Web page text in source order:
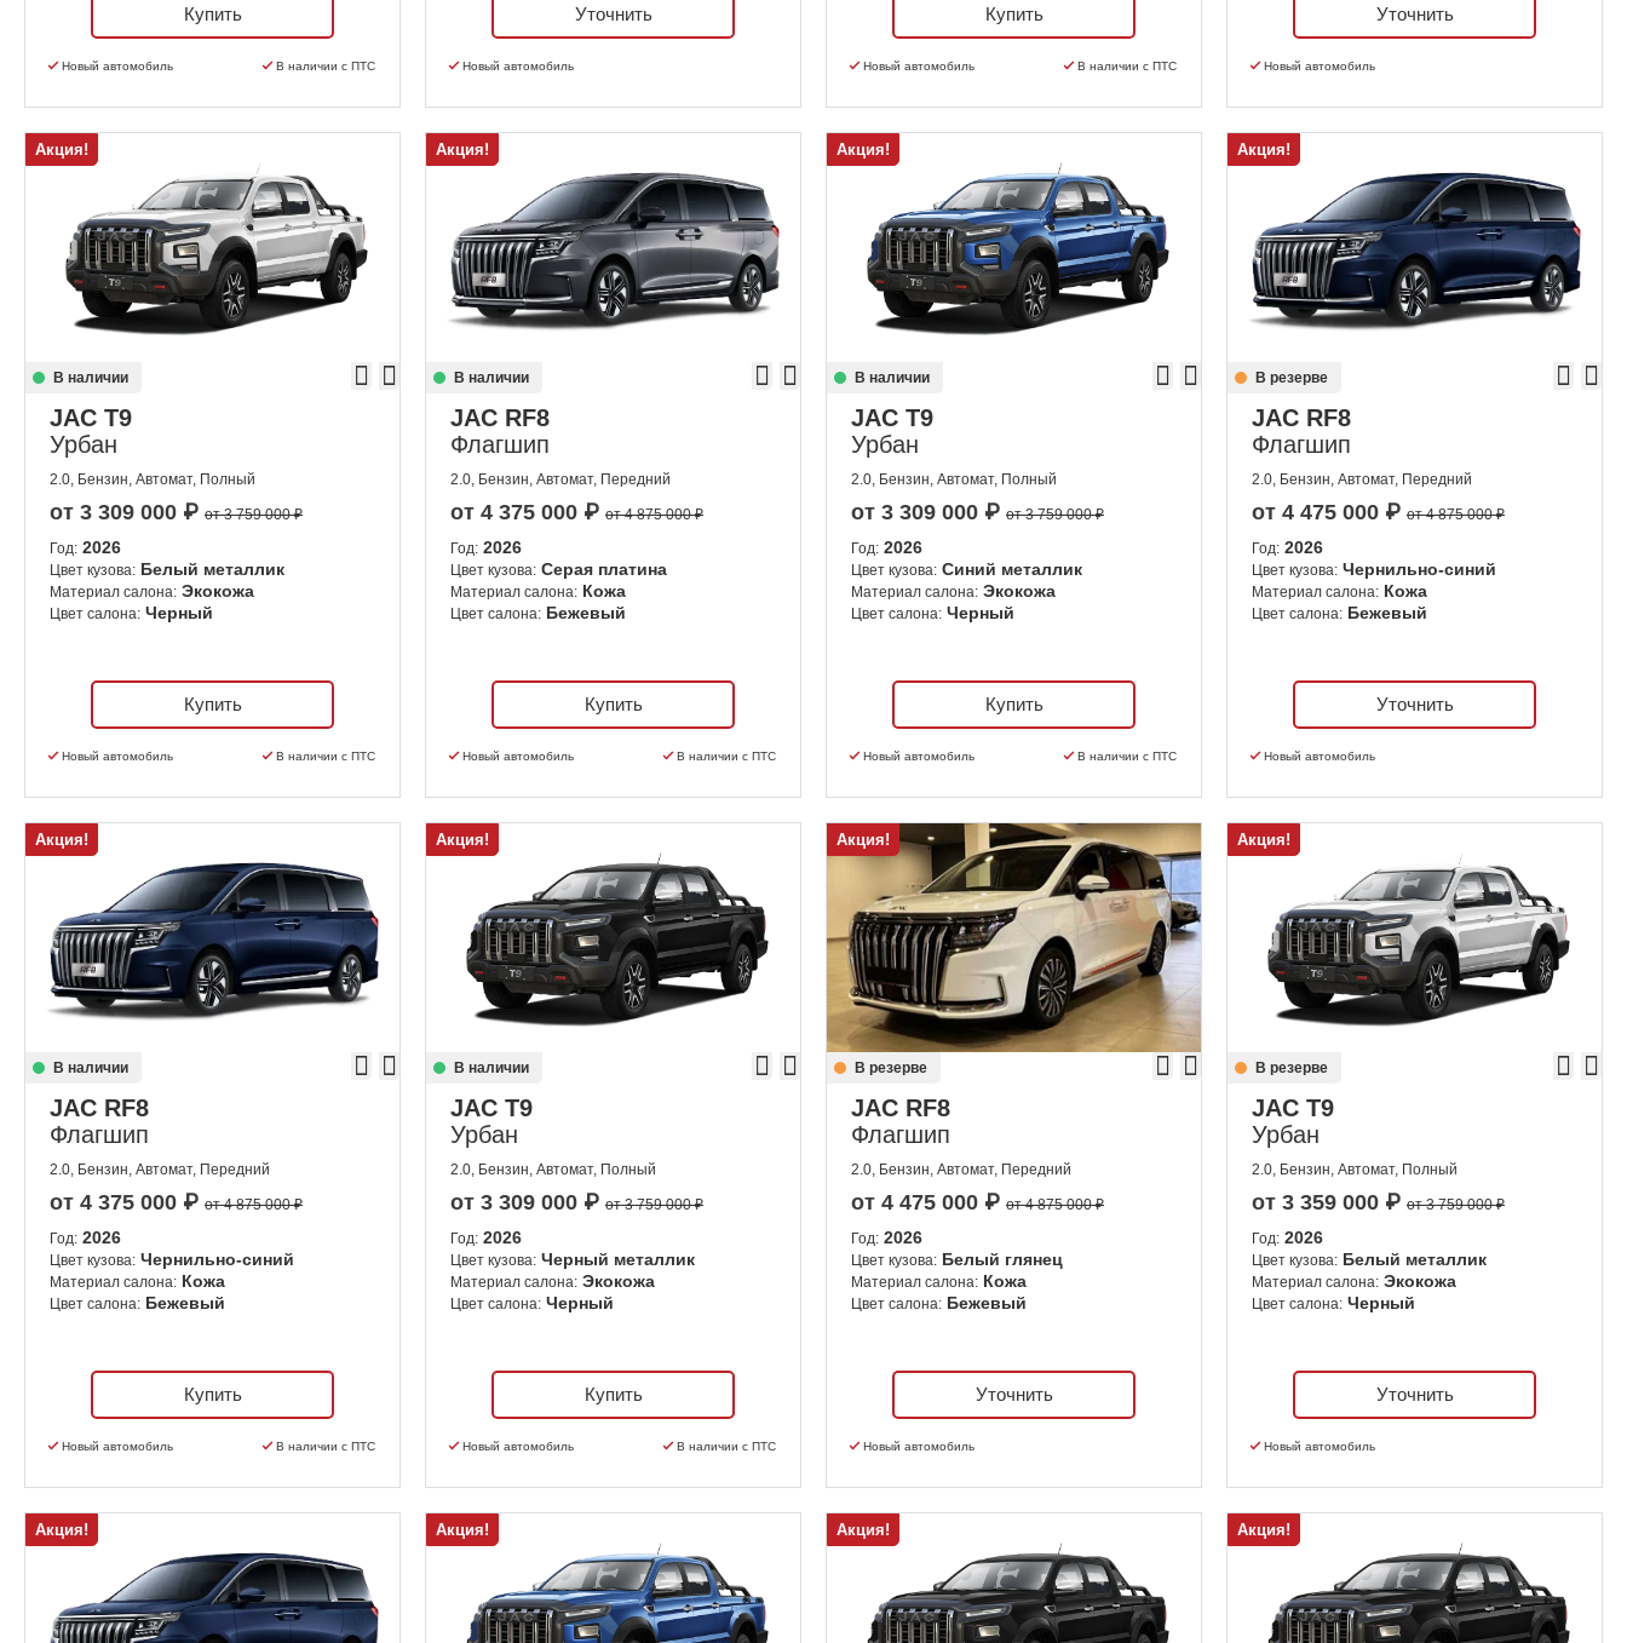
Купить
Новый автомобиль В наличии с ПТС
Уточнить
Новый автомобиль
Купить
Новый автомобиль В наличии с ПТС
Уточнить
Новый автомобиль
Акция!
В наличии
JAC T9
Урбан
2.0, Бензин, Автомат, Полный
от 3 309 000 ₽ от 3 759 000 ₽
Год: 2026
Цвет кузова: Белый металлик
Материал салона: Экокожа
Цвет салона: Черный
Купить
Новый автомобиль В наличии с ПТС
Акция!
В наличии
JAC RF8
Флагшип
2.0, Бензин, Автомат, Передний
от 4 375 000 ₽ от 4 875 000 ₽
Год: 2026
Цвет кузова: Серая платина
Материал салона: Кожа
Цвет салона: Бежевый
Купить
Новый автомобиль В наличии с ПТС
Акция!
В наличии
JAC T9
Урбан
2.0, Бензин, Автомат, Полный
от 3 309 000 ₽ от 3 759 000 ₽
Год: 2026
Цвет кузова: Синий металлик
Материал салона: Экокожа
Цвет салона: Черный
Купить
Новый автомобиль В наличии с ПТС
Акция!
В резерве
JAC RF8
Флагшип
2.0, Бензин, Автомат, Передний
от 4 475 000 ₽ от 4 875 000 ₽
Год: 2026
Цвет кузова: Чернильно-синий
Материал салона: Кожа
Цвет салона: Бежевый
Уточнить
Новый автомобиль
Акция!
В наличии
JAC RF8
Флагшип
2.0, Бензин, Автомат, Передний
от 4 375 000 ₽ от 4 875 000 ₽
Год: 2026
Цвет кузова: Чернильно-синий
Материал салона: Кожа
Цвет салона: Бежевый
Купить
Новый автомобиль В наличии с ПТС
Акция!
В наличии
JAC T9
Урбан
2.0, Бензин, Автомат, Полный
от 3 309 000 ₽ от 3 759 000 ₽
Год: 2026
Цвет кузова: Черный металлик
Материал салона: Экокожа
Цвет салона: Черный
Купить
Новый автомобиль В наличии с ПТС
Акция!
В резерве
JAC RF8
Флагшип
2.0, Бензин, Автомат, Передний
от 4 475 000 ₽ от 4 875 000 ₽
Год: 2026
Цвет кузова: Белый глянец
Материал салона: Кожа
Цвет салона: Бежевый
Уточнить
Новый автомобиль
Акция!
В резерве
JAC T9
Урбан
2.0, Бензин, Автомат, Полный
от 3 359 000 ₽ от 3 759 000 ₽
Год: 2026
Цвет кузова: Белый металлик
Материал салона: Экокожа
Цвет салона: Черный
Уточнить
Новый автомобиль
Акция! Акция! Акция! Акция!